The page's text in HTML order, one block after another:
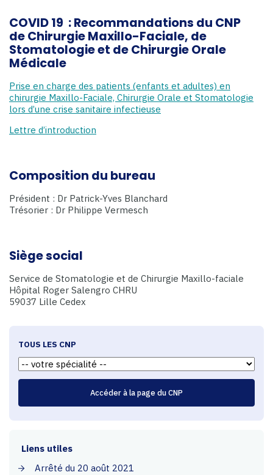
COVID 19 : Recommandations du CNP
de Chirurgie Maxillo-Faciale, de
Stomatologie et de Chirurgie Orale
Médicale
Prise en charge des patients (enfants et adultes) en
chirurgie Maxillo-Faciale, Chirurgie Orale et Stomatologie
lors d’une crise sanitaire infectieuse
Lettre d’introduction
Composition du bureau
Président : Dr Patrick-Yves Blanchard
Trésorier : Dr Philippe Vermesch
Siège social
Service de Stomatologie et de Chirurgie Maxillo-faciale
Hôpital Roger Salengro CHRU
59037 Lille Cedex
TOUS LES CNP
Liens utiles
Arrêté du 20 août 2021